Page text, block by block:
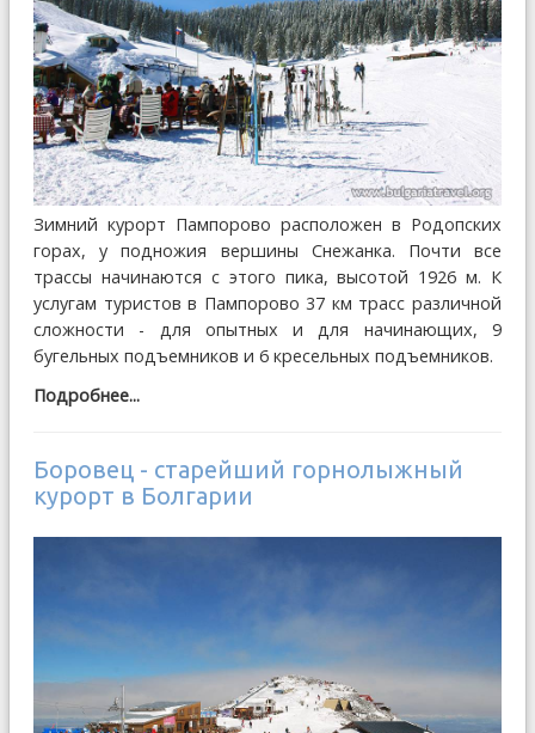
Зимний курорт Пампорово расположен в Родопских
горах, у подножия вершины Снежанка. Почти все
трассы начинаются с этого пика, высотой 1926 м. К
услугам туристов в Пампорово 37 км трасс различной
сложности - для опытных и для начинающих, 9
бугельных подъемников и 6 кресельных подъемников.
Подробнее...
Боровец - старейший горнолыжный
курорт в Болгарии